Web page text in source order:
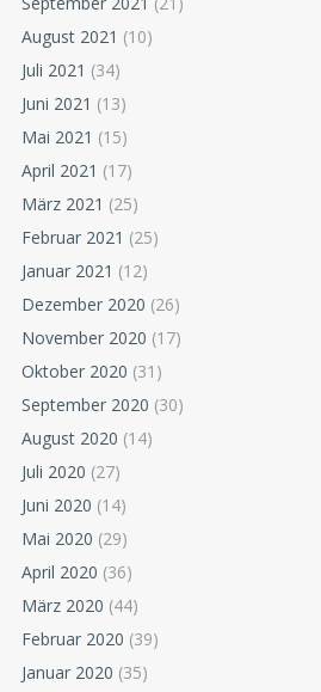
August 2021 (10)
Juli 2021 (34)
Juni 2021 (13)
Mai 2021 (15)
April 2021 (17)
März 2021 (25)
Februar 2021 (25)
Januar 2021 (12)
Dezember 2020 (26)
November 2020 (17)
Oktober 2020 (31)
September 2020 (30)
August 2020 (14)
Juli 2020 (27)
Juni 2020 (14)
Mai 2020 (29)
April 2020 (36)
März 2020 (44)
Februar 2020 (39)
Januar 2020 (35)